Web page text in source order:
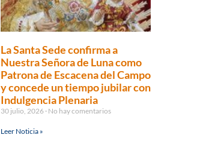
La Santa Sede confirma a
Nuestra Señora de Luna como
Patrona de Escacena del Campo
y concede un tiempo jubilar con
Indulgencia Plenaria
30 julio, 2026 No hay comentarios
Leer Noticia »